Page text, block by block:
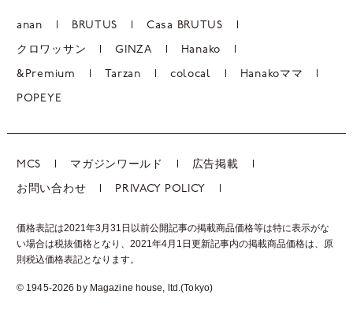
anan BRUTUS Casa BRUTUS
クロワッサン GINZA Hanako
&Premium Tarzan colocal Hanakoママ
POPEYE
MCS マガジンワールド 広告掲載
お問い合わせ PRIVACY POLICY
価格表記は2021年3月31日以前公開記事の掲載商品価格等は特に表示がな
い場合は税抜価格となり、2021年4月1日更新記事内の掲載商品価格は、 原
則税込価格表記となります。
© 1945-2026 by Magazine house, ltd.(Tokyo)